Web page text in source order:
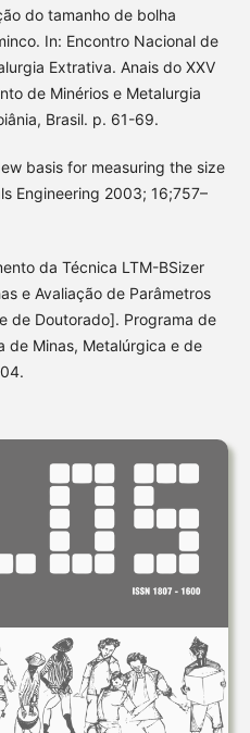
do tamanho de bolha
In: Encontro Nacional de
Extrativa. Anais do XXV
de Minérios e Metalurgia
Brasil. p. 61-69.
basis for measuring the size
Engineering 2003; 16;757–
da Técnica LTM-BSizer
e Avaliação de Parâmetros
de Doutorado]. Programa de
de Minas, Metalúrgica e de